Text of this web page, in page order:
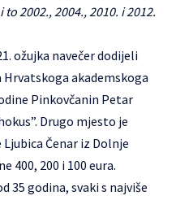
2002., 2004., 2010. i 2012.
ožujka navečer dodijeli
akademskoga
Pinkovčanin Petar
Drugo mjesto je
Čenar iz Dolnje
400, 200 i 100 eura.
35 godina, svaki s najviše